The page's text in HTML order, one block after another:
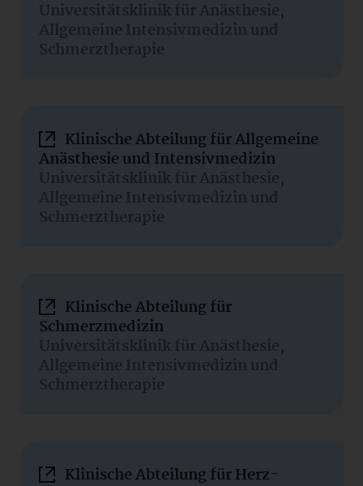
Universitätsklinik für Anästhesie,
Allgemeine Intensivmedizin und
Schmerztherapie
Klinische Abteilung für Allgemeine
Anästhesie und Intensivmedizin
Universitätsklinik für Anästhesie,
Allgemeine Intensivmedizin und
Schmerztherapie
Klinische Abteilung für
Schmerzmedizin
Universitätsklinik für Anästhesie,
Allgemeine Intensivmedizin und
Schmerztherapie
Klinische Abteilung für Herz-